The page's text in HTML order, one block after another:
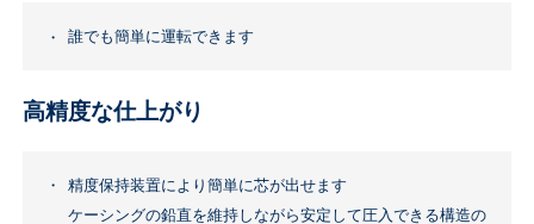
誰でも簡単に運転できます
高精度な仕上がり
精度保持装置により簡単に芯が出せます
ケーシングの鉛直を維持しながら安定して圧入できる構造の